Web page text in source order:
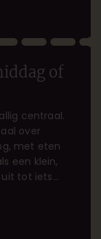
of
centraal.
over
met eten
een klein,
uit tot iets